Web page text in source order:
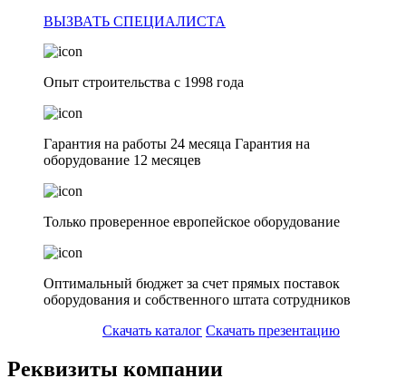
ВЫЗВАТЬ СПЕЦИАЛИСТА
Опыт строительства с 1998 года
Гарантия на работы 24 месяца Гарантия на
оборудование 12 месяцев
Только проверенное европейское оборудование
Оптимальный бюджет за счет прямых поставок
оборудования и собственного штата сотрудников
Скачать каталог Скачать презентацию
Реквизиты компании